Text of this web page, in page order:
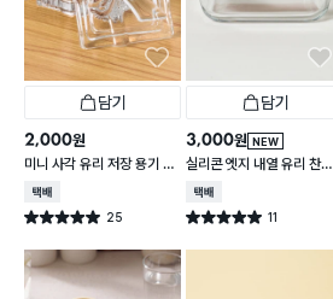
담기
2,000원
미니 사각 유리 저장 용기 13
0 ml
택배배송
별점 5.0점 25
건 작성
담기
NEW
3,000원
실리콘 엣지 내열 유리 찬통
550 ml
택배배송
별점 5.0점 11
건 작성